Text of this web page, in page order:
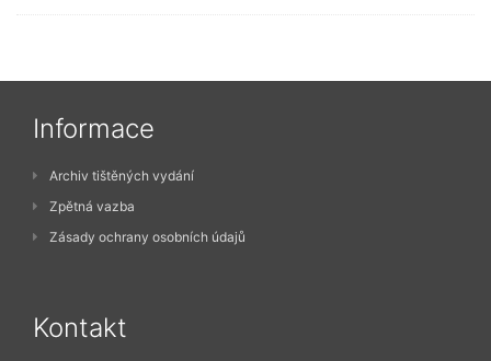
Informace
Archiv tištěných vydání
Zpětná vazba
Zásady ochrany osobních údajů
Kontakt